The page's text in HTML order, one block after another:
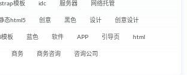
模板 idc 服务器 网络托管
态html5 创意 黑色 设计 创意设计
板 蓝色 软件 APP 引导页 html
商务 商务咨询 咨询公司